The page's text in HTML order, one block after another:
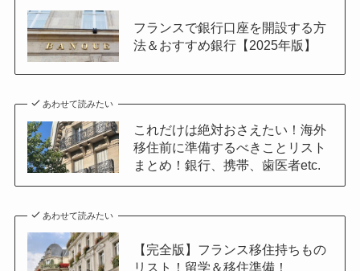
フランスで銀行口座を開設する方
法＆おすすめ銀行【2025年版】
あわせて読みたい
これだけは絶対おさえたい！海外
移住前に準備するべきことリスト
まとめ！銀行、携帯、歯医者etc.
あわせて読みたい
【完全版】フランス移住持ちもの
リスト！留学＆移住準備！